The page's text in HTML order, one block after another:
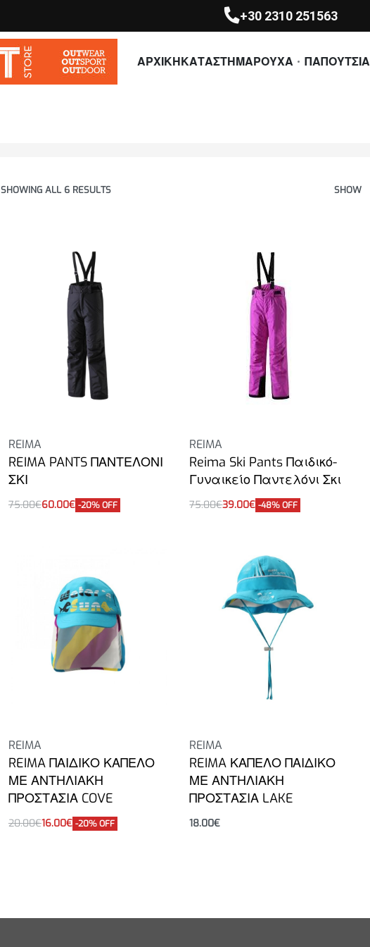
+30 2310 251563
ΑΡΧΙΚΗΚΑΤΑΣΤΗΜΑΡΟΥΧΑ ΠΑΠΟΥΤΣΙΑ
SHOWING ALL 6 RESULTS SHOW
REIMA
REIMA PANTS ΠΑΝΤΕΛΟΝΙ
ΣΚΙ
75.00€60.00€ -20% OFF
REIMA
Reima Ski Pants Παιδικό-
Γυναικείο Παντελόνι Σκι
75.00€39.00€ -48% OFF
REIMA
REIMA ΠΑΙΔΙΚΟ ΚΑΠΕΛΟ
ΜΕ ΑΝΤΗΛΙΑΚΗ
ΠΡΟΣΤΑΣΙΑ COVE
20.00€16.00€ -20% OFF
REIMA
REIMA ΚΑΠΕΛΟ ΠΑΙΔΙΚΟ
ΜΕ ΑΝΤΗΛΙΑΚΗ
ΠΡΟΣΤΑΣΙΑ LAKE
18.00€